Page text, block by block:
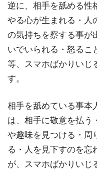
逆に、相手を舐める性
やる心が生まれる・人
の気持ちを察する事が
いでいられる・怒るこ
等、スマホばかりいじ
す。
相手を舐めている事本
は、相手に敬意を払う
や趣味を見つける・周
る・人を見下すのを忘
が、スマホばかりいじ